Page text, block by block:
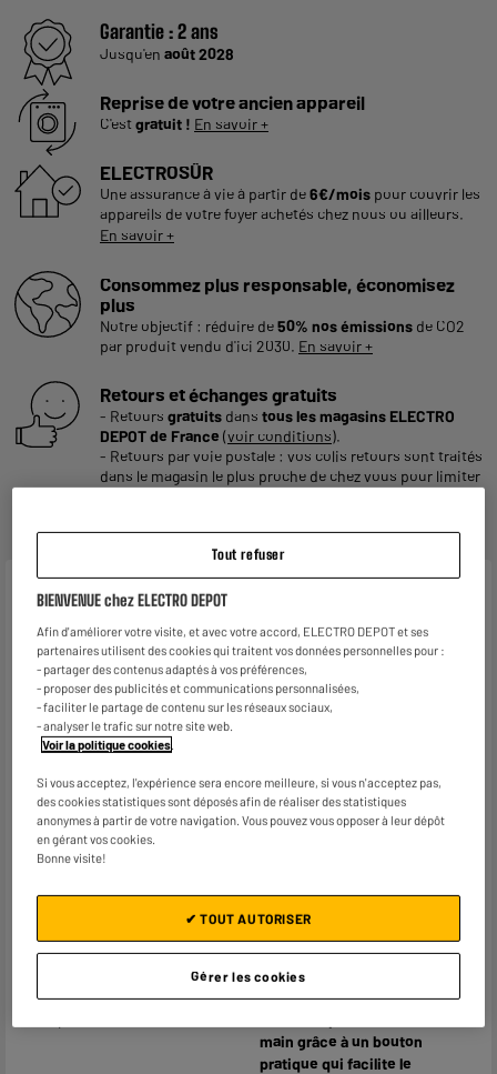
Garantie :2 ans
Jusqu'en août 2028
Reprise de votre ancien appareil
C'estgratuit ! En savoir +
ELECTROSÛR
Une assurance à vie à partir de6€/mois pour couvrir les
appareils de votre foyer achetés chez nous ou ailleurs.
En savoir +
Consommez plus responsable, économisez
plus
Notre objectif : réduire de50% nos émissions de CO2
par produit vendu d'ici 2030. En savoir +
Retours et échanges gratuits
- Retours gratuits dans tous les magasins ELECTRO
DEPOT de France (voir conditions).
- Retours par voie postale : vos colis retours sont traités
dans le magasin le plus proche de chez vous pour limiter
Caractéristiques
Marque TEFAL
Coloris Noir
Contenance 1,7L
Puissance (W)
Résistance Cachée
Niveau visible
Type de système de filtration Oui, Amovible
Matière du bol Inox
Caractéristiques
- OUVERTURE À UNE MAIN : la
main grâce à un bouton
pratique qui facilite le
Tout refuser
BIENVENUE chez ELECTRO DEPOT
Afin d'améliorer votre visite, et avec votre accord, ELECTRO DEPOT et ses
partenaires utilisent des cookies qui traitent vos données personnelles pour :
- partager des contenus adaptés à vos préférences,
- proposer des publicités et communications personnalisées,
- faciliter le partage de contenu sur les réseaux sociaux,
- analyser le trafic sur notre site web.
Voir la politique cookies.
Si vous acceptez, l'expérience sera encore meilleure, si vous n'acceptez pas,
des cookies statistiques sont déposés afin de réaliser des statistiques
anonymes à partir de votre navigation. Vous pouvez vous opposer à leur dépôt
en gérant vos cookies.
Bonne visite!
Gérer les cookies
✔ TOUT AUTORISER